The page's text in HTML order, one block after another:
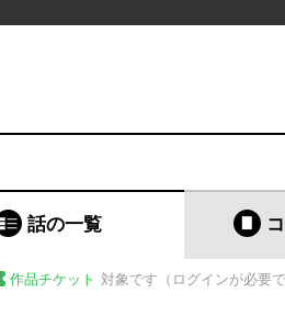
話の一覧
作品チケット 対象です（ログインが必要で